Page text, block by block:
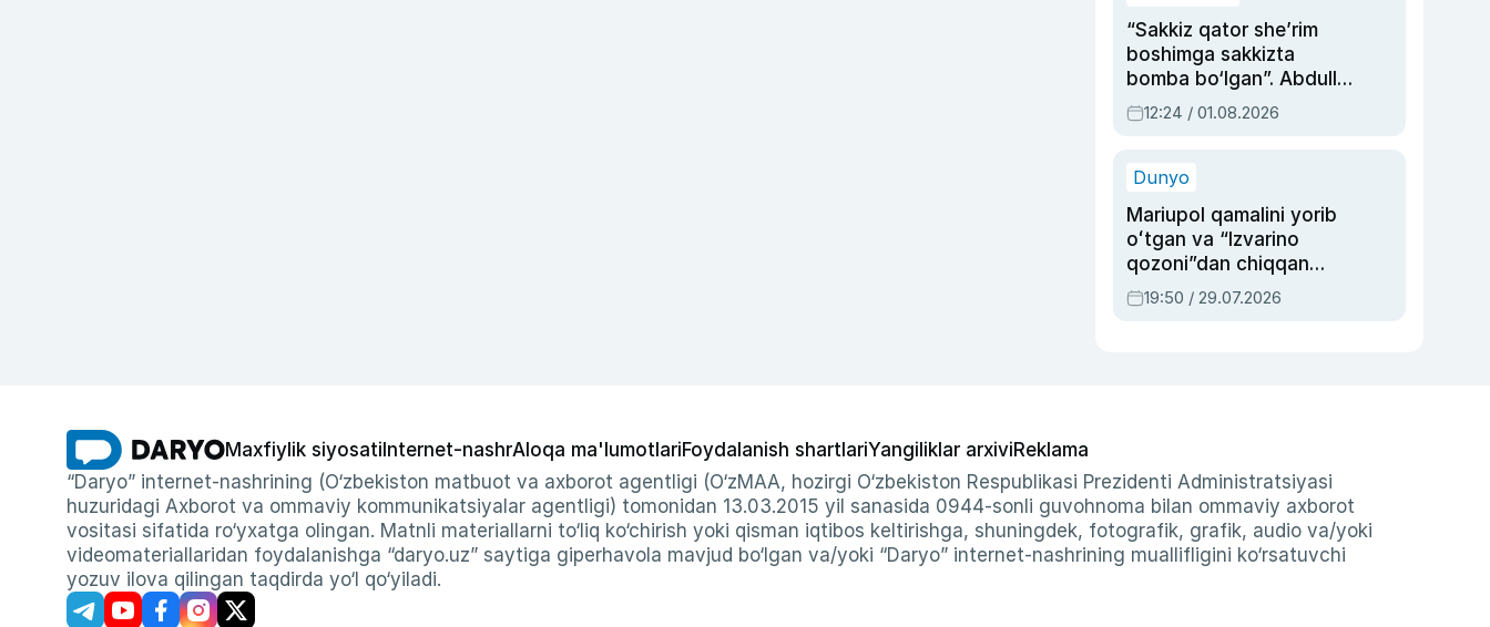
“Sakkiz qator she’rim
boshimga sakkizta
bomba bo‘lgan”. Abdulla
Oripovni siyosiy
ayblovlardan asrab
12:24 / 01.08.2026
Dunyo
Mariupol qamalini yorib
oʻtgan va “Izvarino
qozoni”dan chiqqan
qahramon — Ukraina
armiyasi bosh
19:50 / 29.07.2026
Maxfiylik siyosati Internet-nashrAloqa ma'lumotlariFoydalanish shartlariYangiliklar arxiviReklama
“Daryo” internet-nashrining (O‘zbekiston matbuot va axborot agentligi (O‘zMAA, hozirgi O‘zbekiston Respublikasi Prezidenti Administratsiyasi
huzuridagi Axborot va ommaviy kommunikatsiyalar agentligi) tomonidan 13.03.2015 yil sanasida 0944-sonli guvohnoma bilan ommaviy axborot
vositasi sifatida ro‘yxatga olingan. Matnli materiallarni to‘liq ko‘chirish yoki qisman iqtibos keltirishga, shuningdek, fotografik, grafik, audio va/yoki
videomateriallaridan foydalanishga “daryo.uz” saytiga giperhavola mavjud bo‘lgan va/yoki “Daryo” internet-nashrining muallifligini ko‘rsatuvchi
yozuv ilova qilingan taqdirda yo‘l qo‘yiladi.